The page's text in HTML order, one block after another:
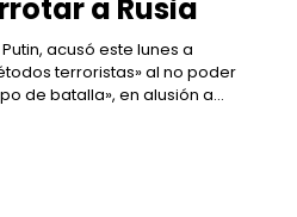
a Rusia
acusó este lunes a
terroristas» al no poder
de batalla», en alusión a...